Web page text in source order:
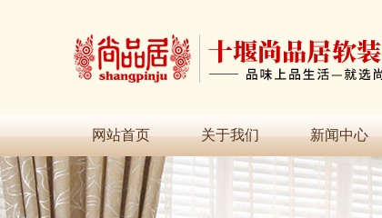
网站首页 关于我们 新闻中心